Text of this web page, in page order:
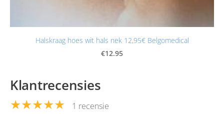
Halskraag hoes wit hals nek 12,95€ Belgomedical
€12.95
Klantrecensies
★★★★★ 1 recensie